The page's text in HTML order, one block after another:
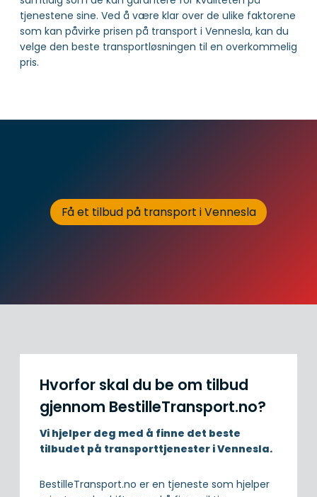
tjenestene sine. Ved å være klar over de ulike faktorene
som kan påvirke prisen på transport i Vennesla, kan du
velge den beste transportløsningen til en overkommelig
pris.
Få et tilbud på transport i Vennesla
Hvorfor skal du be om tilbud
gjennom BestilleTransport.no?
Vi hjelper deg med å finne det beste
tilbudet på transporttjenester i Vennesla.
BestilleTransport.no er en tjeneste som hjelper